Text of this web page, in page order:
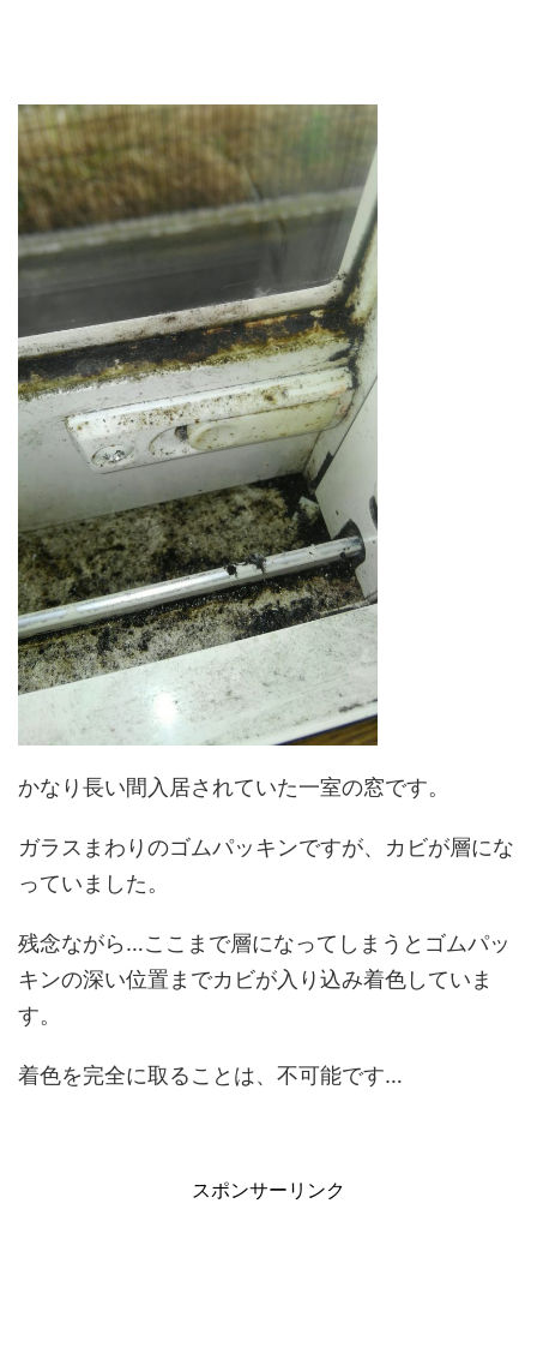
かなり長い間入居されていた一室の窓です。
ガラスまわりのゴムパッキンですが、カビが層にな
っていました。
残念ながら…ここまで層になってしまうとゴムパッ
キンの深い位置までカビが入り込み着色していま
す。
着色を完全に取ることは、不可能です…
スポンサーリンク